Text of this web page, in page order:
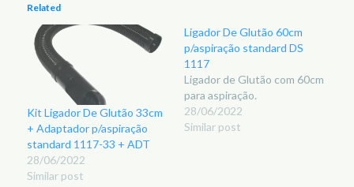
Related
Kit Ligador De Glutão 33cm
+ Adaptador p/aspiração
standard 1117-33 + ADT
28/06/2022
Similar post
Ligador De Glutão 60cm
p/aspiração standard DS
1117
Ligador de Glutão com 60cm
para aspiração.
28/06/2022
Similar post